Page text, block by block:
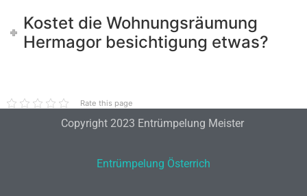
Kostet die Wohnungsräumung
Hermagor besichtigung etwas?
Rate this page
Copyright 2023 Entrümpelung Meister
Entrümpelung Österrich